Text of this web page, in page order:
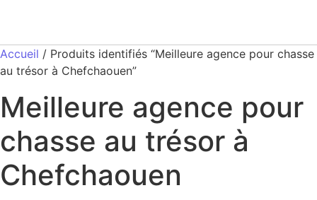
Accueil / Produits identifiés “Meilleure agence pour chasse
au trésor à Chefchaouen”
Meilleure agence pour
chasse au trésor à
Chefchaouen